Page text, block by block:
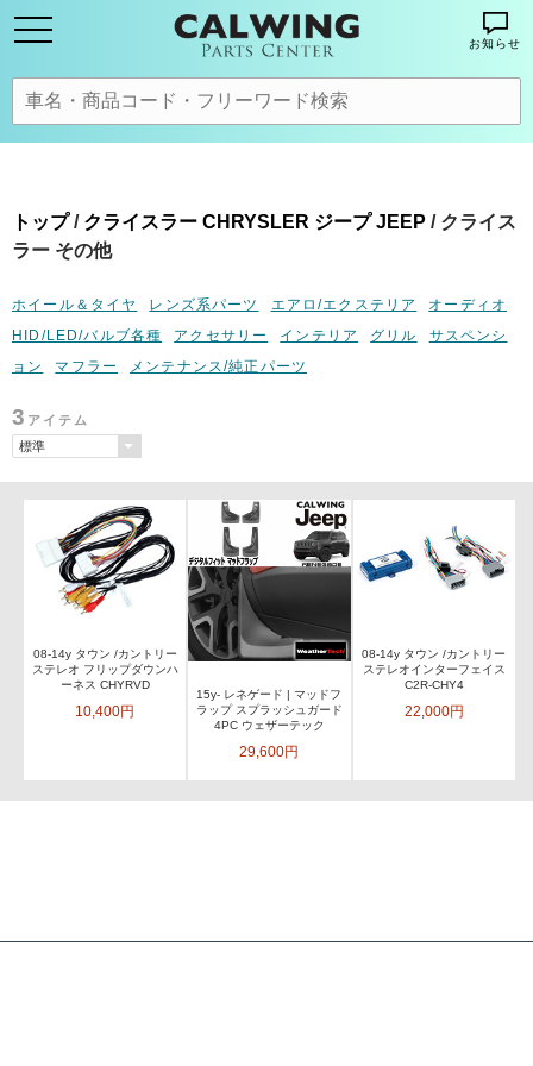
お知らせ
トップ/ クライスラー CHRYSLER ジープ JEEP / クライス
ラー その他
ホイール＆タイヤ レンズ系パーツ エアロ/エクステリア
オーディオ
HID/LED/バルブ各種
アクセサリー インテリア グリル
サスペンシ
ョン
マフラー メンテナンス/純正パーツ
3 アイテム
08-14y タウン /カントリー
ステレオ フリップダウンハ
ーネス CHYRVD
10,400円
15y- レネゲード | マッドフ
ラップ スプラッシュガード
4PC ウェザーテック
29,600円
08-14y タウン /カントリー
ステレオインターフェイス
C2R-CHY4
22,000円